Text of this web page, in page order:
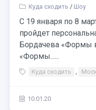
Куда сходить / Шоу
С 19 января по 8
пройдет
Бордачева «Формы
«Формы......
Куда сходить ,
10.01.20